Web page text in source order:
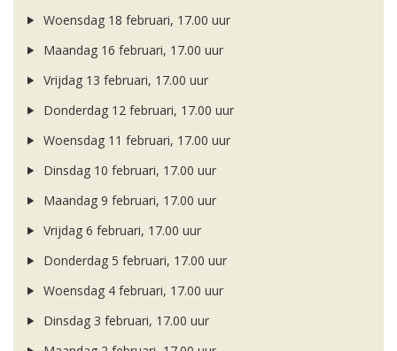
Woensdag 18 februari, 17.00 uur
Maandag 16 februari, 17.00 uur
Vrijdag 13 februari, 17.00 uur
Donderdag 12 februari, 17.00 uur
Woensdag 11 februari, 17.00 uur
Dinsdag 10 februari, 17.00 uur
Maandag 9 februari, 17.00 uur
Vrijdag 6 februari, 17.00 uur
Donderdag 5 februari, 17.00 uur
Woensdag 4 februari, 17.00 uur
Dinsdag 3 februari, 17.00 uur